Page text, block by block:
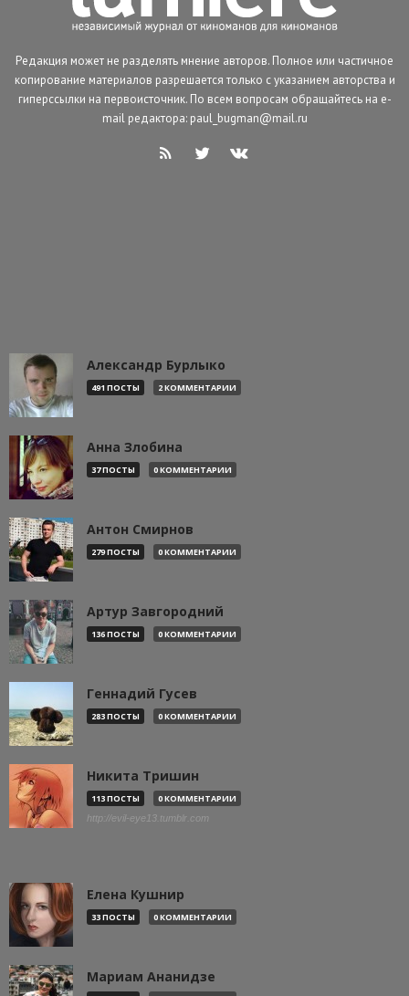
Редакция может не разделять мнение авторов. Полное или частичное
копирование материалов разрешается только с указанием авторства и
гиперссылки на первоисточник. По всем вопросам обращайтесь на e-
mail редактора: paul_bugman@mail.ru
Александр Бурлыко
491 ПОСТЫ 2 КОММЕНТАРИИ
Анна Злобина
37 ПОСТЫ 0 КОММЕНТАРИИ
Антон Смирнов
279 ПОСТЫ 0 КОММЕНТАРИИ
Артур Завгородний
136 ПОСТЫ 0 КОММЕНТАРИИ
Геннадий Гусев
283 ПОСТЫ 0 КОММЕНТАРИИ
Никита Тришин
113 ПОСТЫ 0 КОММЕНТАРИИ
http://evil-eye13.tumblr.com
Елена Кушнир
33 ПОСТЫ 0 КОММЕНТАРИИ
Мариам Ананидзе